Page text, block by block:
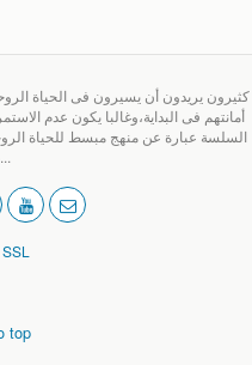
كثيرون يريدون أن يسيرون فى الحياة
أمانتهم فى البداية،وغالبا يكون عدم
السلسة عبارة عن منهج مبسط للحياة
بنفسك...
top